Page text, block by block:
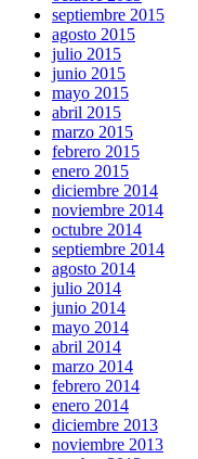
septiembre 2015
agosto 2015
julio 2015
junio 2015
mayo 2015
abril 2015
marzo 2015
febrero 2015
enero 2015
diciembre 2014
noviembre 2014
octubre 2014
septiembre 2014
agosto 2014
julio 2014
junio 2014
mayo 2014
abril 2014
marzo 2014
febrero 2014
enero 2014
diciembre 2013
noviembre 2013